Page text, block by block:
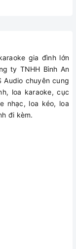
dòng loa bluetooth
trả hoặc hoàn tiền
nhà sản xuất.
đặt hàng để được
gói cẩn thận trước
SĐT, địa chỉ
Nam Định
gia đình lớn
ty TNHH Bình An
Audio chuyên cung
loa karaoke, cục
nhạc, loa kéo, loa
đi kèm.